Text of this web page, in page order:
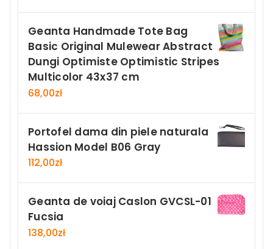
Geanta Handmade Tote Bag
Basic Original Mulewear Abstract
Dungi Optimiste Optimistic Stripes
Multicolor 43x37 cm
68,00zł
Portofel dama din piele naturala
Hassion Model B06 Gray
112,00zł
Geanta de voiaj Caslon GVCSL-01
Fucsia
138,00zł